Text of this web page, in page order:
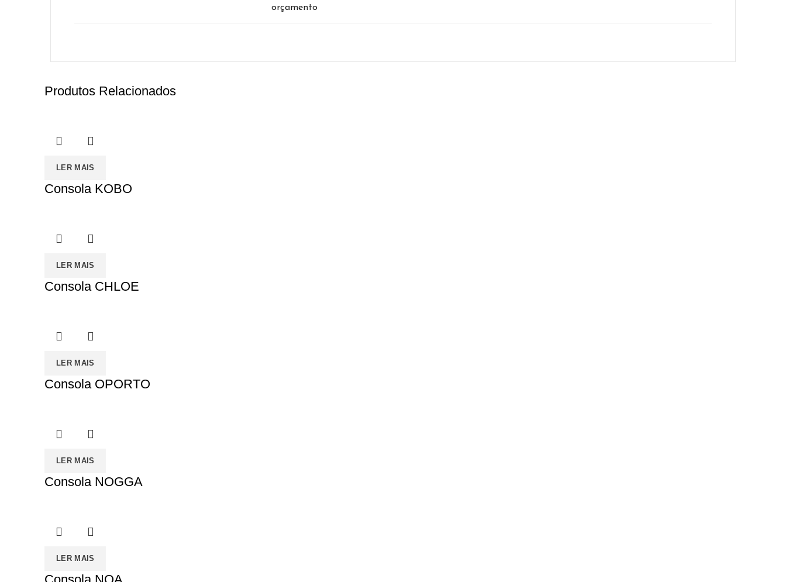
orçamento
Produtos Relacionados
LER MAIS
Consola KOBO
LER MAIS
Consola CHLOE
LER MAIS
Consola OPORTO
LER MAIS
Consola NOGGA
LER MAIS